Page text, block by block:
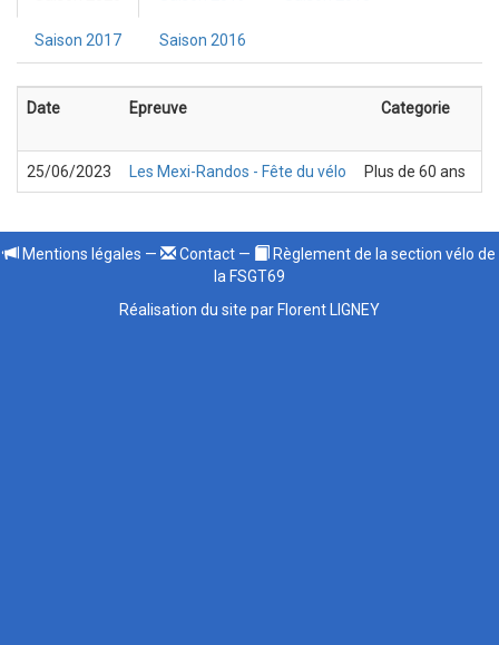
Saison 2017 Saison 2016
Date Epreuve Categorie
25/06/2023 Les Mexi-Randos - Fête du vélo Plus de 60 ans
Mentions légales — Contact —
Règlement de la section vélo de
la FSGT69
Réalisation du site par Florent LIGNEY